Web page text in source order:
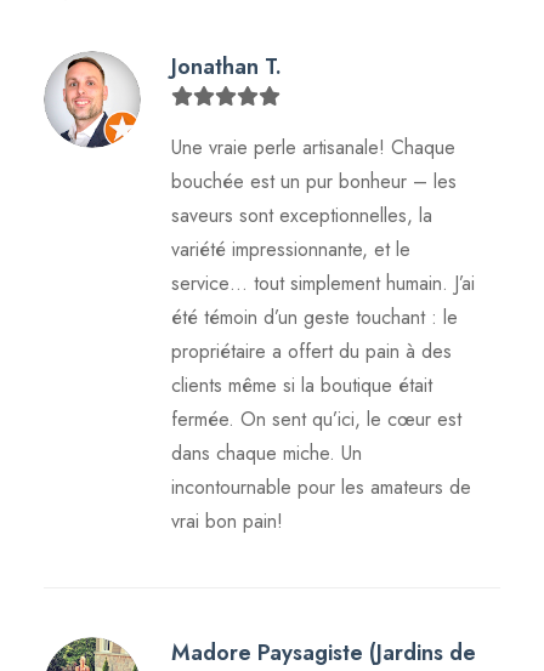
Jonathan T.
Une vraie perle artisanale! Chaque
bouchée est un pur bonheur – les
saveurs sont exceptionnelles, la
variété impressionnante, et le
service… tout simplement humain. J’ai
été témoin d’un geste touchant : le
propriétaire a offert du pain à des
clients même si la boutique était
fermée. On sent qu’ici, le cœur est
dans chaque miche. Un
incontournable pour les amateurs de
vrai bon pain!
Madore Paysagiste (Jardins de